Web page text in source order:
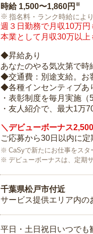
時給 1,500〜1,860円 ※
指名料・ランク時給によ
週３日勤務で月収10万円
本業として月収30万以上
◆昇給あり
あなたのやる気次第で時
◆交通費：別途支給。お
◆各種インセンティブあ
・表彰制度を毎月実施（
・友人紹介で、最大1万
＼デビューボーナス
ご応募から30日以内に
CaSyで新たにお仕事をスタ
デビューボーナスは、定期
千葉県松戸市付近
サービス提供エリア内の
平日・土日祝日いつでも